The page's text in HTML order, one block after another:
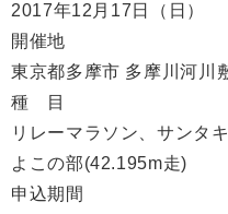
2017年12月17日（日）
開催地
東京都多摩市 多摩川河川
種 目
リレーマラソン、サンタ
よこの部(42.195m走)
申込期間